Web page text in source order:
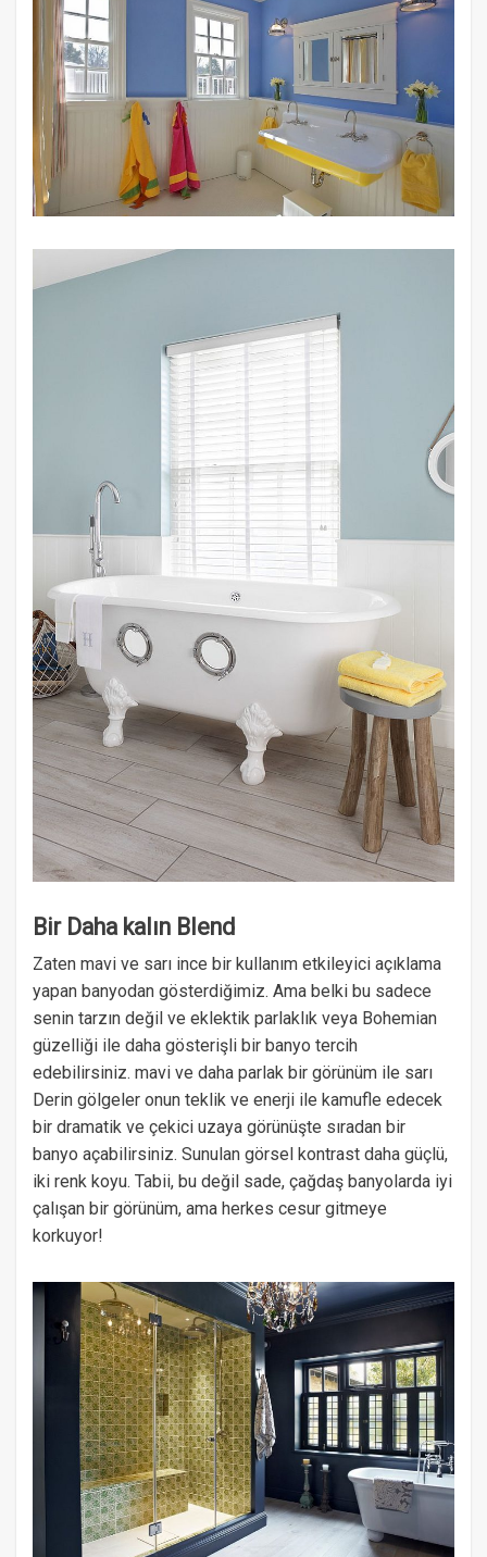
Bir Daha kalın Blend
Zaten mavi ve sarı ince bir kullanım etkileyici açıklama
yapan banyodan gösterdiğimiz. Ama belki bu sadece
senin tarzın değil ve eklektik parlaklık veya Bohemian
güzelliği ile daha gösterişli bir banyo tercih
edebilirsiniz. mavi ve daha parlak bir görünüm ile sarı
Derin gölgeler onun teklik ve enerji ile kamufle edecek
bir dramatik ve çekici uzaya görünüşte sıradan bir
banyo açabilirsiniz. Sunulan görsel kontrast daha güçlü,
iki renk koyu. Tabii, bu değil sade, çağdaş banyolarda iyi
çalışan bir görünüm, ama herkes cesur gitmeye
korkuyor!